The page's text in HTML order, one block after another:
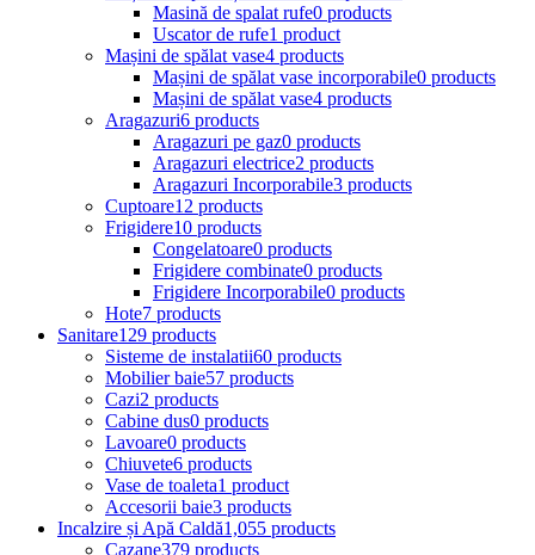
Masină de spalat rufe0 products
Uscator de rufe1 product
Mașini de spălat vase4 products
Mașini de spălat vase incorporabile0 products
Mașini de spălat vase4 products
Aragazuri6 products
Aragazuri pe gaz0 products
Aragazuri electrice2 products
Aragazuri Incorporabile3 products
Cuptoare12 products
Frigidere10 products
Congelatoare0 products
Frigidere combinate0 products
Frigidere Incorporabile0 products
Hote7 products
Sanitare129 products
Sisteme de instalatii60 products
Mobilier baie57 products
Cazi2 products
Cabine dus0 products
Lavoare0 products
Chiuvete6 products
Vase de toaleta1 product
Accesorii baie3 products
Incalzire și Apă Caldă1,055 products
Cazane379 products